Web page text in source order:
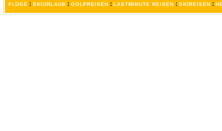
FLÜGE : SKIURLAUB : GOLFREISEN : LASTMINUTE REISEN : SKIREISEN :